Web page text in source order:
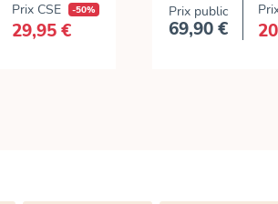
Prix CSE -50%
29,95 €
Prix public
Prix
69,90 €